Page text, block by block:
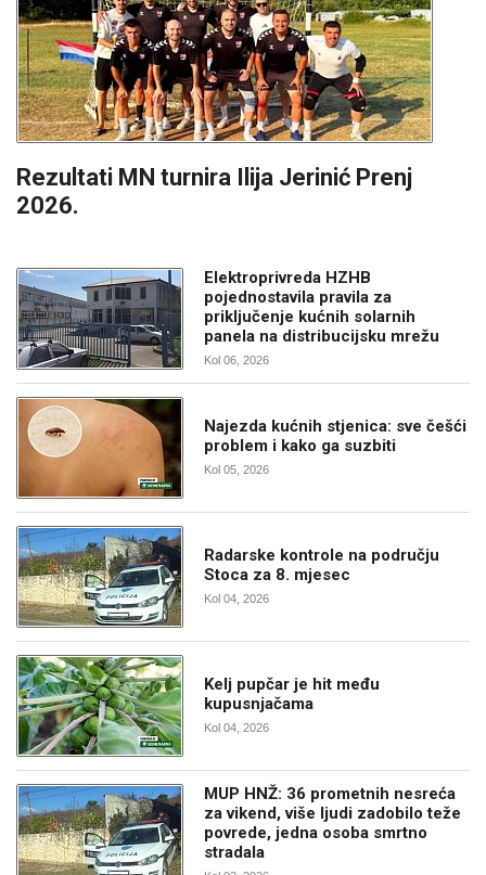
Rezultati MN turnira Ilija Jerinić Prenj
2026.
Elektroprivreda HZHB
pojednostavila pravila za
priključenje kućnih solarnih
panela na distribucijsku mrežu
Kol 06, 2026
Najezda kućnih stjenica: sve češći
problem i kako ga suzbiti
Kol 05, 2026
Radarske kontrole na području
Stoca za 8. mjesec
Kol 04, 2026
Kelj pupčar je hit među
kupusnjačama
Kol 04, 2026
MUP HNŽ: 36 prometnih nesreća
za vikend, više ljudi zadobilo teže
povrede, jedna osoba smrtno
stradala